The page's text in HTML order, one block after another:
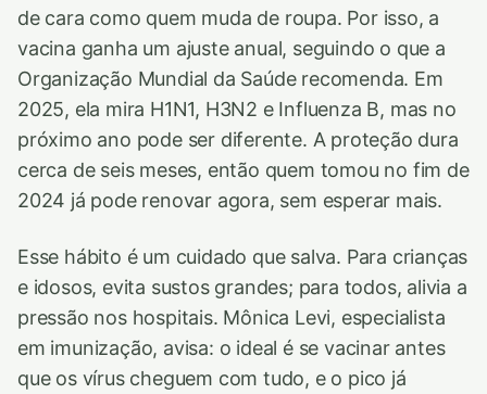
de cara como quem muda de roupa. Por isso, a
vacina ganha um ajuste anual, seguindo o que a
Organização Mundial da Saúde recomenda. Em
2025, ela mira H1N1, H3N2 e Influenza B, mas no
próximo ano pode ser diferente. A proteção dura
cerca de seis meses, então quem tomou no fim de
2024 já pode renovar agora, sem esperar mais.
Esse hábito é um cuidado que salva. Para crianças
e idosos, evita sustos grandes; para todos, alivia a
pressão nos hospitais. Mônica Levi, especialista
em imunização, avisa: o ideal é se vacinar antes
que os vírus cheguem com tudo, e o pico já